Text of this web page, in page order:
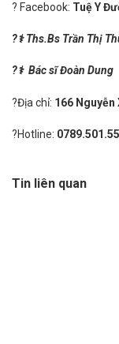
? Facebook: Tuệ Y
?⚕️Ths.Bs Trần Thị
?⚕️ Bác sĩĐoàn Dung
?Địa chỉ: 166 Nguyễn
?Hotline:
Tin liên quan